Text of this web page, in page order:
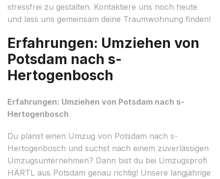
stressfrei zu gestalten. Kontaktiere uns noch heute
und lass uns gemeinsam deine Traumwohnung finden!
Erfahrungen: Umziehen von
Potsdam nach s-
Hertogenbosch
Erfahrungen: Umziehen von Potsdam nach s-
Hertogenbosch
Du planst einen Umzug von Potsdam nach s-
Hertogenbosch und suchst nach einem zuverlässigen
Umzugsunternehmen? Dann bist du bei Umzugsprofi
HÄRTL aus Potsdam genau richtig! Unsere langjährige